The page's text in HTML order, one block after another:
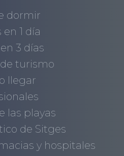
dormir
en 1 día
3 días
turismo
llegar
las playas
de Sitges
y hospitales